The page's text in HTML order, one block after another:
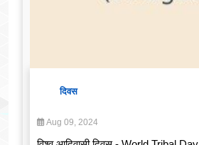
दिवस
Aug 09, 2024